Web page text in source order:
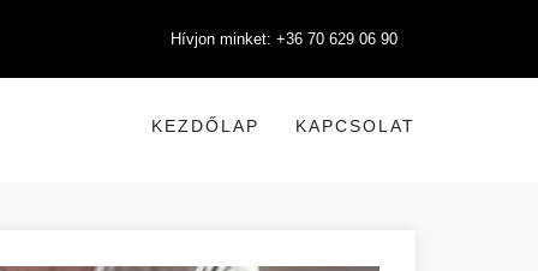
Hívjon minket: +36 70 629 06 90
KEZDŐLAP KAPCSOLAT